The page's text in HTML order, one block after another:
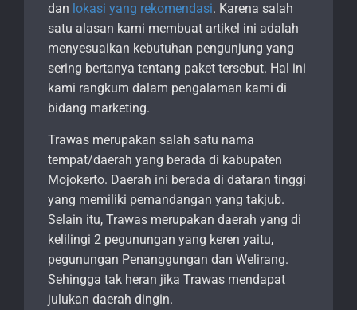
dan lokasi yang rekomendasi. Karena salah
satu alasan kami membuat artikel ini adalah
menyesuaikan kebutuhan pengunjung yang
sering bertanya tentang paket tersebut. Hal ini
kami rangkum dalam pengalaman kami di
bidang marketing.
Trawas merupakan salah satu nama
tempat/daerah yang berada di kabupaten
Mojokerto. Daerah ini berada di dataran tinggi
yang memiliki pemandangan yang takjub.
Selain itu, Trawas merupakan daerah yang di
kelilingi 2 pegunungan yang keren yaitu,
pegunungan Penanggungan dan Welirang.
Sehingga tak heran jika Trawas mendapat
julukan daerah dingin.